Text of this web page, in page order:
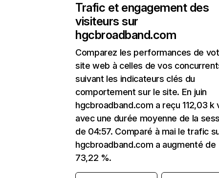
Trafic et engagement des
visiteurs sur
hgcbroadband.com
Comparez les performances de
site web à celles de vos
suivant les indicateurs clés du
comportement sur le site. En juin
hgcbroadband.com a reçu 112,03 k
avec une durée moyenne de la
de 04:57. Comparé à mai le trafic
hgcbroadband.com a augmenté de
73,22 %.